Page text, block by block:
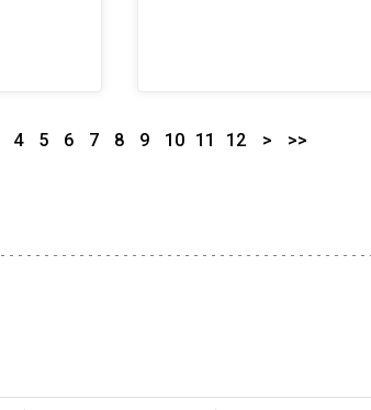
4 5 6 7 8 9 10 11 12 > >>